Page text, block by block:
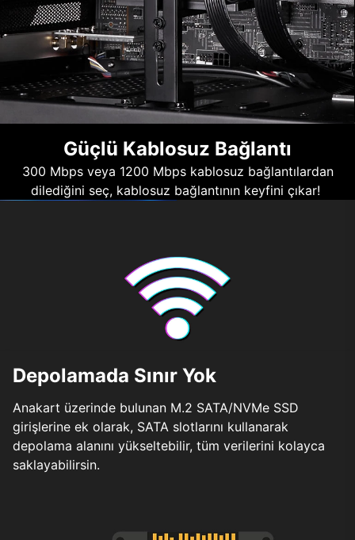
Güçlü Kablosuz Bağlantı
300 Mbps veya 1200 Mbps kablosuz bağlantılardan
dilediğini seç, kablosuz bağlantının keyfini çıkar!
Depolamada Sınır Yok
Anakart üzerinde bulunan M.2 SATA/NVMe SSD
girişlerine ek olarak, SATA slotlarını kullanarak
depolama alanını yükseltebilir, tüm verilerini kolayca
saklayabilirsin.